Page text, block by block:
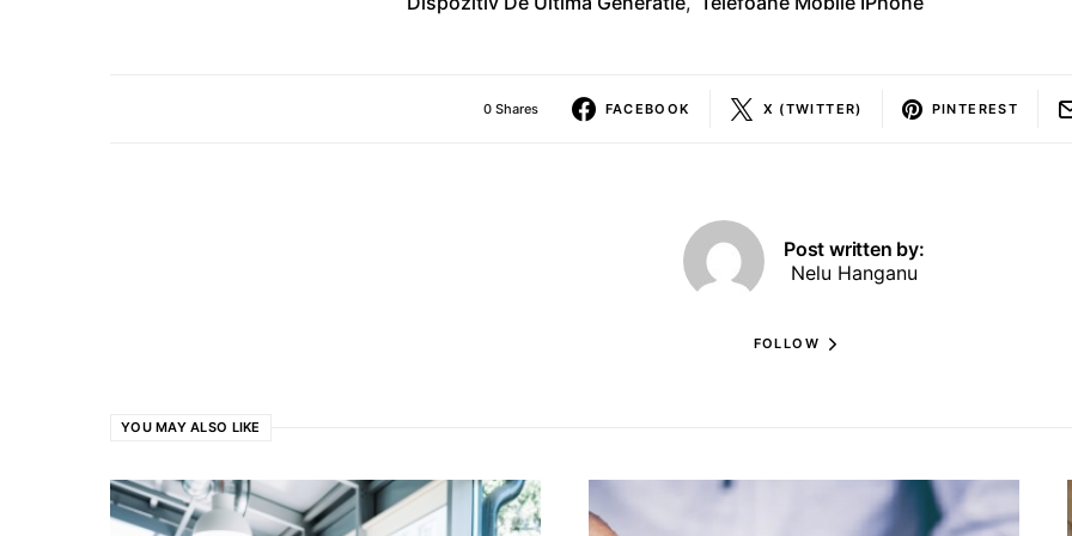
0 Shares FACEBOOK X (TWITTER) PINTEREST
Post written by:
Nelu Hanganu
FOLLOW
YOU MAY ALSO LIKE